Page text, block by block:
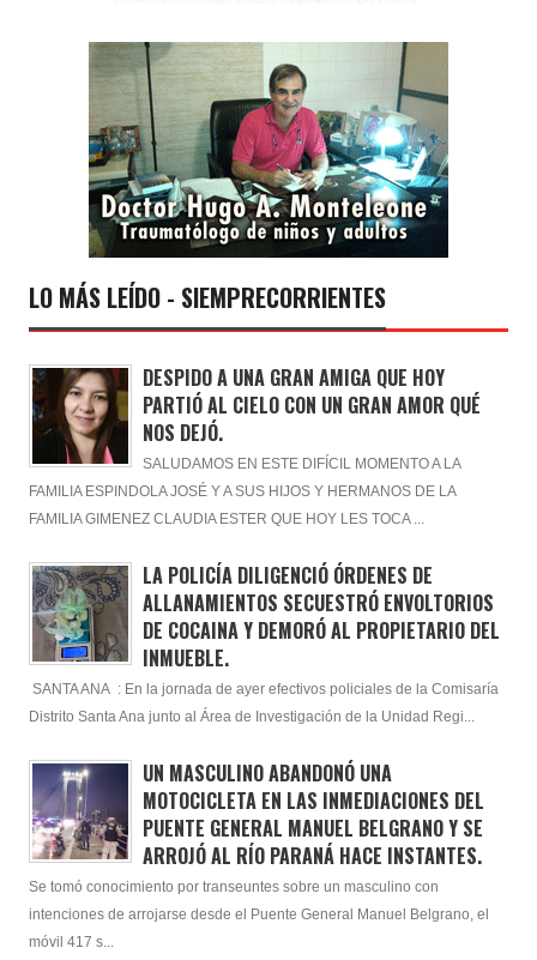
LO MÁS LEÍDO - SIEMPRECORRIENTES
DESPIDO A UNA GRAN AMIGA QUE HOY
PARTIÓ AL CIELO CON UN GRAN AMOR QUÉ
NOS DEJÓ.
SALUDAMOS EN ESTE DIFÍCIL MOMENTO A LA
FAMILIA ESPINDOLA JOSÉ Y A SUS HIJOS Y HERMANOS DE LA
FAMILIA GIMENEZ CLAUDIA ESTER QUE HOY LES TOCA ...
LA POLICÍA DILIGENCIÓ ÓRDENES DE
ALLANAMIENTOS SECUESTRÓ ENVOLTORIOS
DE COCAINA Y DEMORÓ AL PROPIETARIO DEL
INMUEBLE.
SANTA ANA : En la jornada de ayer efectivos policiales de la Comisaría
Distrito Santa Ana junto al Área de Investigación de la Unidad Regi...
UN MASCULINO ABANDONÓ UNA
MOTOCICLETA EN LAS INMEDIACIONES DEL
PUENTE GENERAL MANUEL BELGRANO Y SE
ARROJÓ AL RÍO PARANÁ HACE INSTANTES.
Se tomó conocimiento por transeuntes sobre un masculino con
intenciones de arrojarse desde el Puente General Manuel Belgrano, el
móvil 417 s...